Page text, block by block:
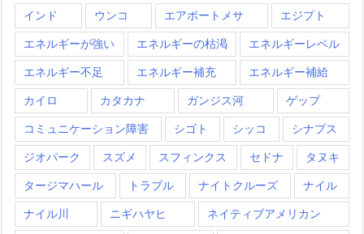
インド ウンコ エアポートメサ エジプト
エネルギーが強い エネルギーの枯渇 エネルギーレベル
エネルギー不足 エネルギー補充 エネルギー補給
カイロ カタカナ ガンジス河 ゲップ
コミュニケーション障害 シゴト シッコ シナプス
ジオパーク スズメ スフィンクス セドナ タヌキ
タージマハール トラブル ナイトクルーズ ナイル
ナイル川 ニギハヤヒ ネイティブアメリカン